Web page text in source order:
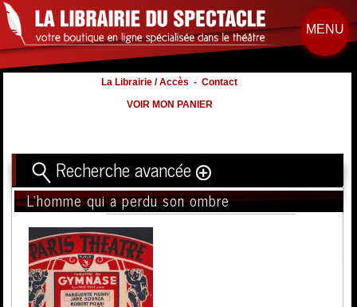
MENU
La Librairie / Accès -Contact
VOIR MON PANIER
Recherche avancée
Titre
Auteur
Éditeur
Distribution:
L'homme qui a perdu son ombre